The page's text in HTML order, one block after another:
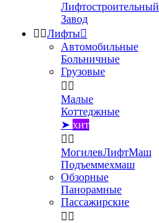
Лифтостроительный
Завод
 Лифты
Автомобильные
Больничные
Грузовые
 
Малые
Коттеджные
➤ хит
 
МогилевЛифтМаш
Подъеммехмаш
Обзорные
Панорамные
Пассажирские
 